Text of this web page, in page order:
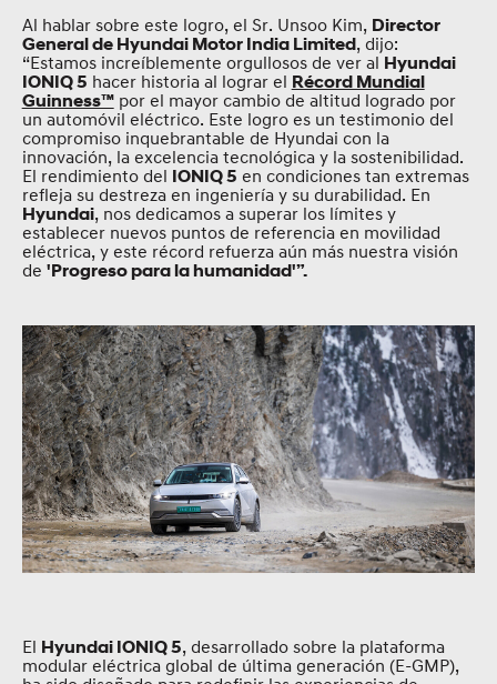
Al hablar sobre este logro, el Sr. Unsoo Kim, Director
General de Hyundai Motor India Limited, dijo:
“Estamos increíblemente orgullosos de ver al Hyundai
IONIQ 5 hacer historia al lograr el Récord Mundial
Guinness™por el mayor cambio de altitud logrado por
un automóvil eléctrico. Este logro es un testimonio del
compromiso inquebrantable de Hyundai con la
innovación, la excelencia tecnológica y la sostenibilidad.
El rendimiento del IONIQ 5 en condiciones tan extremas
refleja su destreza en ingeniería y su durabilidad. En
Hyundai, nos dedicamos a superar los límites y
establecer nuevos puntos de referencia en movilidad
eléctrica, y este récord refuerza aún más nuestra visión
de 'Progreso para la humanidad'”.
El Hyundai IONIQ 5, desarrollado sobre la plataforma
modular eléctrica global de última generación (E-GMP),